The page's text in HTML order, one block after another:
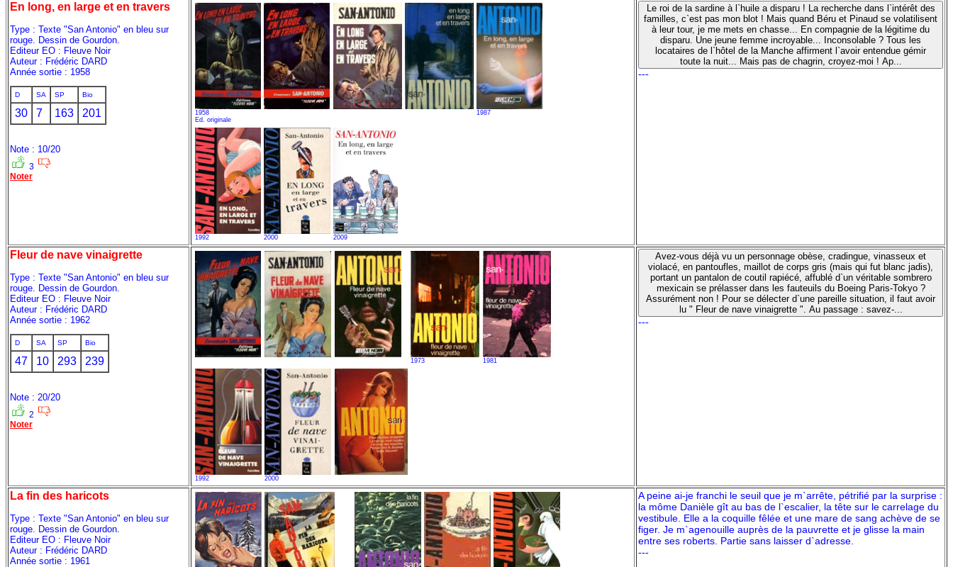
En long, en large et en travers
Type : Texte "San Antonio" en bleu sur
rouge. Dessin de Gourdon.
Editeur EO : Fleuve Noir
Auteur : Frédéric DARD
Année sortie : 1958
D SA SP Bio
30 7 163 201
Note : 10/20
3
Noter
1958
Ed. originale
1987
1992 2000 2009
Le roi de la sardine à l`huile a disparu ! La recherche dans l`intérêt des
familles, c`est pas mon blot ! Mais quand Béru et Pinaud se volatilisent
à leur tour, je me mets en chasse... En compagnie de la légitime du
disparu. Une jeune femme incroyable... Inconsolable ? Tous les
locataires de l`hôtel de la Manche affirment l`avoir entendue gémir
toute la nuit... Mais pas de chagrin, croyez-moi ! Ap...
---
Fleur de nave vinaigrette
Type : Texte "San Antonio" en bleu sur
rouge. Dessin de Gourdon.
Editeur EO : Fleuve Noir
Auteur : Frédéric DARD
Année sortie : 1962
D SA SP Bio
47 10 293 239
Note : 20/20
2
Noter
1973 1981
1992 2000
Avez-vous déjà vu un personnage obèse, cradingue, vinasseux et
violacé, en pantoufles, maillot de corps gris (mais qui fut blanc jadis),
portant un pantalon de coutil rapiécé, affublé d`un véritable sombrero
mexicain se prélasser dans les fauteuils du Boeing Paris-Tokyo ?
Assurément non ! Pour se délecter d`une pareille situation, il faut avoir
lu " Fleur de nave vinaigrette ". Au passage : savez-...
---
La fin des haricots
Type : Texte "San Antonio" en bleu sur
rouge. Dessin de Gourdon.
Editeur EO : Fleuve Noir
Auteur : Frédéric DARD
Année sortie : 1961
A peine ai-je franchi le seuil que je m`arrête, pétrifié par la surprise :
la môme Danièle gît au bas de l`escalier, la tête sur le carrelage du
vestibule. Elle a la coquille fêlée et une mare de sang achève de se
figer. Je m`agenouille auprès de la pauvrette et je glisse la main
entre ses roberts. Partie sans laisser d`adresse.
---